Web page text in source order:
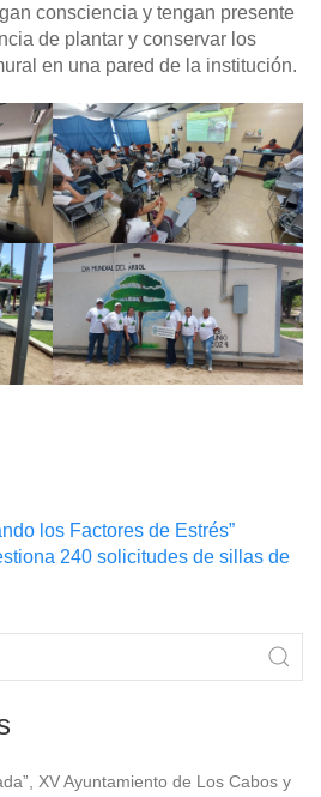
consciencia y tengan presente
de plantar y conservar los
en una pared de la institución.
los Factores de Estrés”
240 solicitudes de sillas de
XV Ayuntamiento de Los Cabos y